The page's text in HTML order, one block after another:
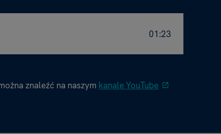
01:23
znaleźć na naszym kanale YouTube